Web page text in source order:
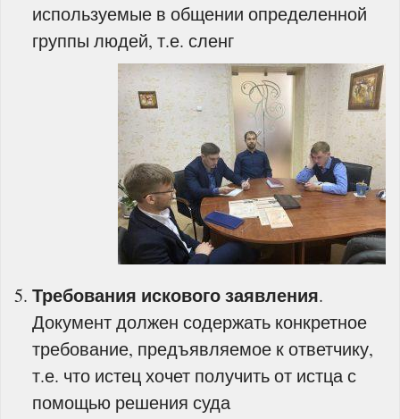
используемые в общении определенной
группы людей, т.е. сленг
Требования искового заявления.
Документ должен содержать конкретное
требование, предъявляемое к ответчику,
т.е. что истец хочет получить от истца с
помощью решения суда